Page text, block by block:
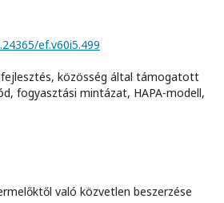
ef.v60i5.499
közösség által támogatott
fogyasztási mintázat, HAPA-modell,
való közvetlen beszerzése